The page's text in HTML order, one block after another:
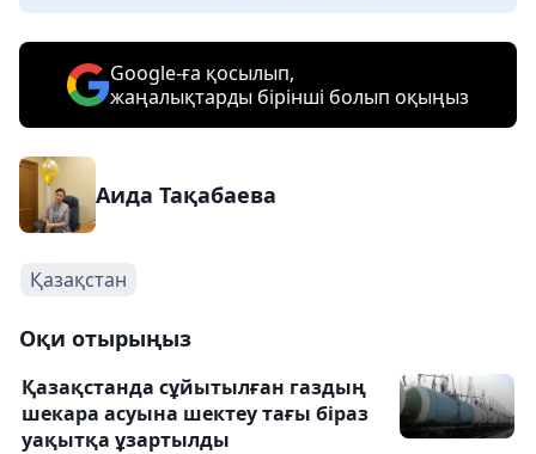
Google-ға қосылып,
жаңалықтарды бірінші болып оқыңыз
Аида Тақабаева
Қазақстан
Оқи отырыңыз
Қазақстанда сұйытылған газдың
шекара асуына шектеу тағы біраз
уақытқа ұзартылды